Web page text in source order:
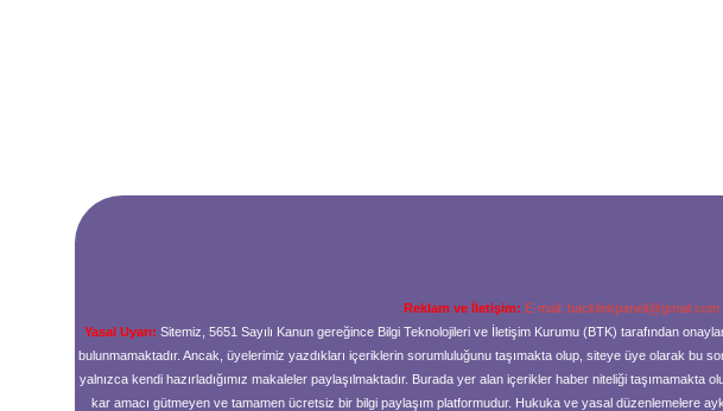
Reklam ve İletişim: E-mail: backlinkpaneli@gmail.com
Yasal Uyarı: Sitemiz, 5651 Sayılı Kanun gereğince Bilgi Teknolojileri ve İletişim Kurumu (BTK) tarafından
bulunmamaktadır. Ancak, üyelerimiz yazdıkları içeriklerin sorumluluğunu taşımakta olup, siteye üye olarak bu
yalnızca kendi hazırladığımız makaleler paylaşılmaktadır. Burada yer alan içerikler haber niteliği
kar amacı gütmeyen ve tamamen ücretsiz bir bilgi paylaşım platformudur. Hukuka ve yasal düzenlemelere